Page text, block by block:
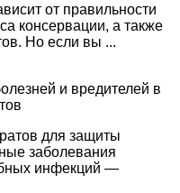
от правильности
консервации, а также
Но если вы ...
и вредителей в
для защиты
заболевания
инфекций —